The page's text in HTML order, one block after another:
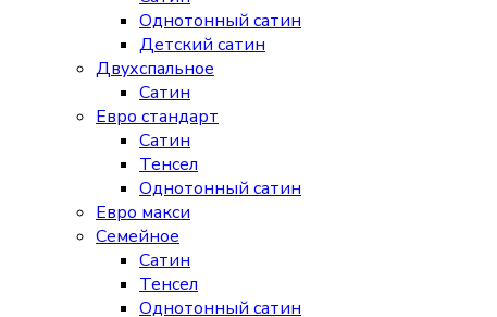
Однотонный сатин
Детский сатин
Двухспальное
Сатин
Евро стандарт
Сатин
Тенсел
Однотонный сатин
Евро макси
Семейное
Сатин
Тенсел
Однотонный сатин